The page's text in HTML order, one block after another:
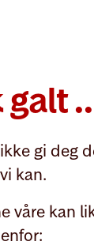
gi deg
kan.
våre kan